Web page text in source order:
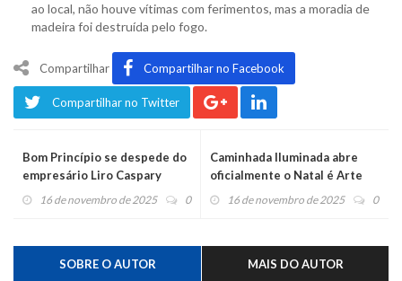
ao local, não houve vítimas com ferimentos, mas a moradia de
madeira foi destruída pelo fogo.
Compartilhar Compartilhar no Facebook
Compartilhar no Twitter
Bom Princípio se despede do
empresário Liro Caspary
16 de novembro de 2025 0
Caminhada Iluminada abre
oficialmente o Natal é Arte
16 de novembro de 2025 0
SOBRE O AUTOR MAIS DO AUTOR